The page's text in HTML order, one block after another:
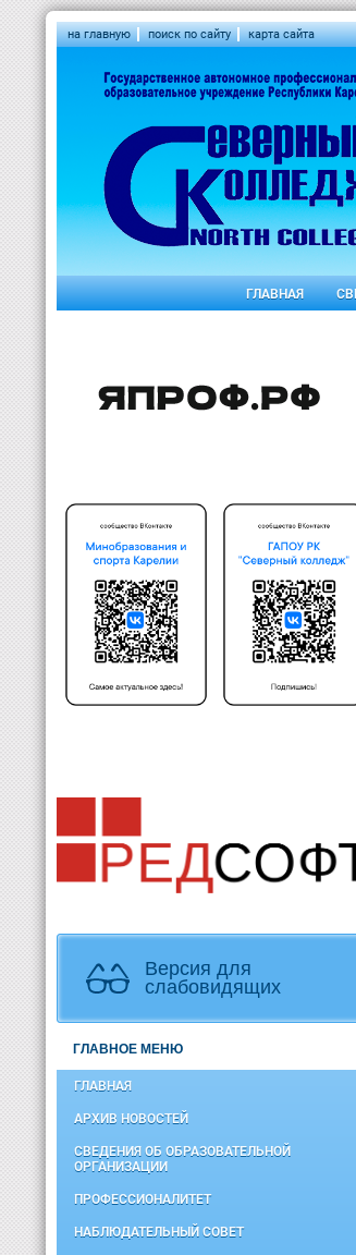
на главную поиск по сайту карта сайта
ГЛАВНАЯ
Версия для
слабовидящих
ГЛАВНОЕ МЕНЮ
ГЛАВНАЯ
АРХИВ НОВОСТЕЙ
СВЕДЕНИЯ ОБ ОБРАЗОВАТЕЛЬНОЙ
ОРГАНИЗАЦИИ
ПРОФЕССИОНАЛИТЕТ
НАБЛЮДАТЕЛЬНЫЙ СОВЕТ